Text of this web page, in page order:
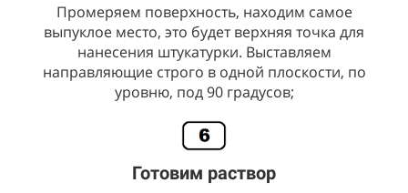
Промеряем поверхность, находим самое
выпуклое место, это будет верхняя точка для
нанесения штукатурки. Выставляем
направляющие строго в одной плоскости, по
уровню, под 90 градусов;
Готовим раствор